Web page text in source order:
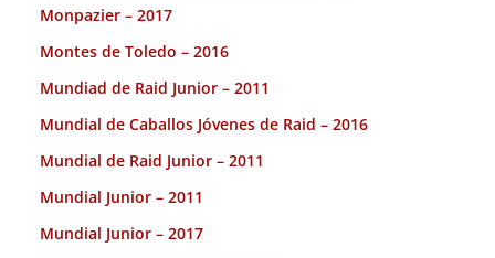
Monpazier – 2017
Montes de Toledo – 2016
Mundiad de Raid Junior – 2011
Mundial de Caballos Jóvenes de Raid – 2016
Mundial de Raid Junior – 2011
Mundial Junior – 2011
Mundial Junior – 2017